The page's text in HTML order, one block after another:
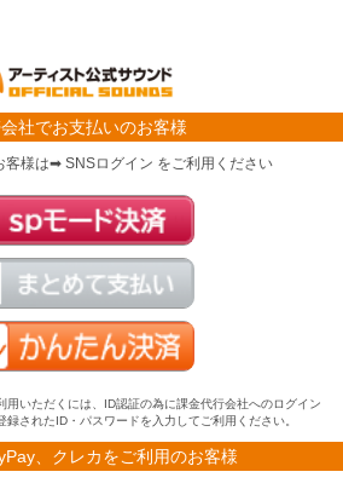
社でお支払いのお客様
様は➡ SNSログイン をご利用ください
いただくには、ID認証の為に課金代行会社へのログイン
されたID・パスワードを入力してご利用ください。
、クレカをご利用のお客様